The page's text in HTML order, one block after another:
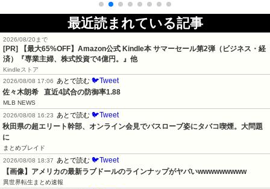
最近読まれている記事
2026/08/20まで
[PR]
【最大65%OFF】Amazon公式 Kindle本 サマーセール第2弾（ビジネス・経
済）『専業主婦、株式投資で4億円。』他
Kindleストア
2026/08/08 17:06
あとで読む 🐦Tweet
佐々木朗希   直近4試合の防御率1.88
MLB NEWS
2026/08/08 16:23
あとで読む 🐦Tweet
秋田県の超エリート幹部、オンライン会見でバスローブ姿にタバコ喫煙。大問題
に
まとめブレイド
2026/08/08 18:37
あとで読む 🐦Tweet
【画像】アメリカの最新ラブドールのラインナップがヤバいwwwwwwwww
異世界転生まとめ速報